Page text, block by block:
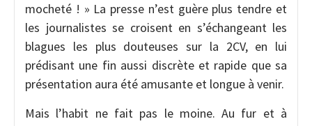
mocheté ! » La presse n’est guère plus tendre et
les journalistes se croisent en s’échangeant les
blagues les plus douteuses sur la 2CV, en lui
prédisant une fin aussi discrète et rapide que sa
présentation aura été amusante et longue à venir.
Mais l’habit ne fait pas le moine. Au fur et à